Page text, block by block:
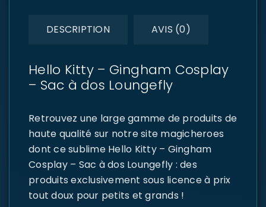
DESCRIPTION AVIS (0)
Hello Kitty – Gingham Cosplay
– Sac à dos Loungefly
Retrouvez une large gamme de produits de
haute qualité sur notre site magicheroes
dont ce sublime Hello Kitty – Gingham
Cosplay – Sac à dos Loungefly : des
produits exclusivement sous licence à prix
tout doux pour petits et grands !